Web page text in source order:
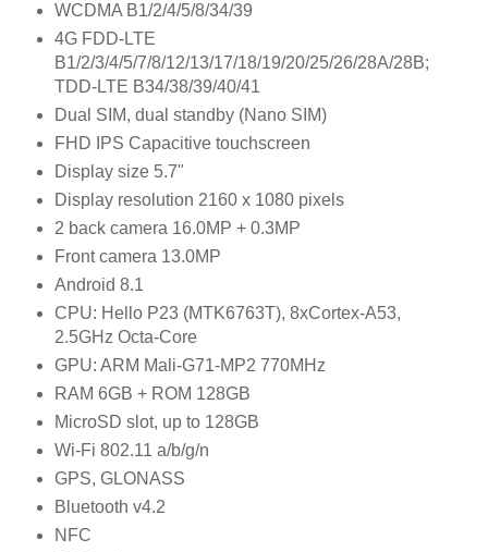
WCDMA B1/2/4/5/8/34/39
4G FDD-LTE
B1/2/3/4/5/7/8/12/13/17/18/19/20/25/26/28A/28B;
TDD-LTE B34/38/39/40/41
Dual SIM, dual standby (Nano SIM)
FHD IPS Capacitive touchscreen
Display size 5.7"
Display resolution 2160 x 1080 pixels
2 back camera 16.0MP + 0.3MP
Front camera 13.0MP
Android 8.1
CPU: Hello P23 (MTK6763T), 8xCortex-A53,
2.5GHz Octa-Core
GPU: ARM Mali-G71-MP2 770MHz
RAM 6GB + ROM 128GB
MicroSD slot, up to 128GB
Wi-Fi 802.11 a/b/g/n
GPS, GLONASS
Bluetooth v4.2
NFC